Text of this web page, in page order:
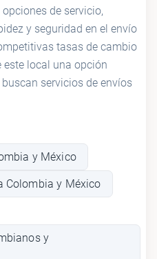
de servicio,
y seguridad en el envío
tasas de cambio
local una opción
servicios de envíos
y México
Colombia y México
y